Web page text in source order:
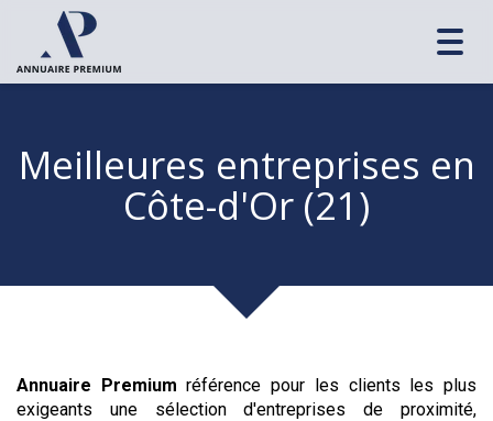
Meilleures entreprises en
Côte-d'Or (21)
Annuaire Premium référence pour les clients les plus
exigeants une sélection d'entreprises de proximité,